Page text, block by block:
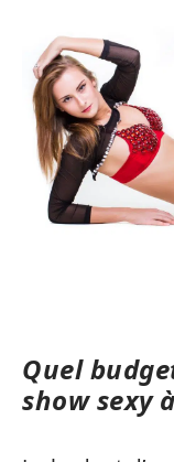
Quel
show sexy